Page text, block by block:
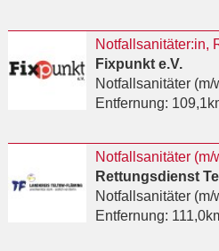
Fixpunkt e.V.
Notfallsanitäter (m/
Entfernung:
Rettungsdienst
Notfallsanitäter (m/
Entfernung: